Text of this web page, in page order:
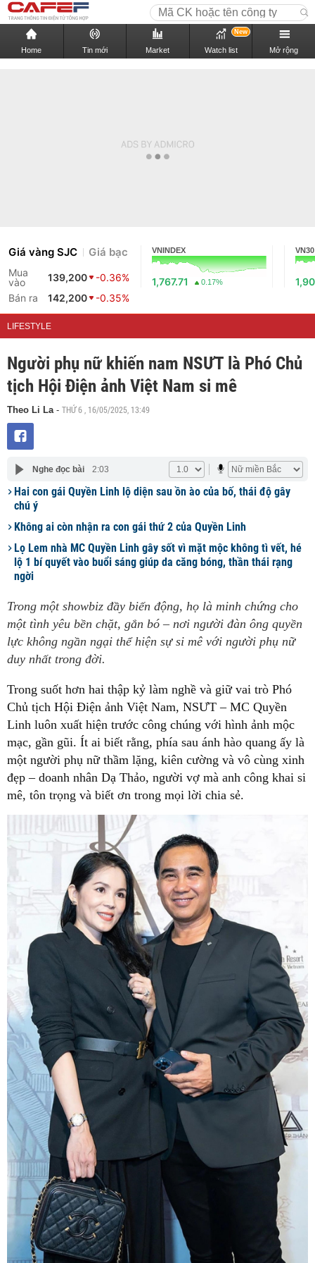
Home Tin mới Market Watch list
New
Mở rộng
Giá vàng SJC Giá bạc
Mua
vào
139,200
-0.36%
Bán ra
142,200 -0.35%
VNINDEX
1,767.71 0.17%
VN30
LIFESTYLE
Người phụ nữ khiến nam NSƯT là Phó Chủ
tịch Hội Điện ảnh Việt Nam si mê
Theo Li La- THỨ 6 , 16/05/2025, 13:49
Nghe đọc bài 2:03
Hai con gái Quyền Linh lộ diện sau ồn ào của bố, thái độ gây
chú ý
Không ai còn nhận ra con gái thứ 2 của Quyền Linh
Lọ Lem nhà MC Quyền Linh gây sốt vì mặt mộc không tì vết, hé
lộ 1 bí quyết vào buổi sáng giúp da căng bóng, thần thái rạng
ngời
Trong một showbiz đầy biến động, họ là minh chứng cho
một tình yêu bền chặt, gắn bó – nơi người đàn ông quyền
lực không ngần ngại thể hiện sự si mê với người phụ nữ
duy nhất trong đời.
Trong suốt hơn hai thập kỷ làm nghề và giữ vai trò Phó
Chủ tịch Hội Điện ảnh Việt Nam, NSƯT – MC Quyền
Linh luôn xuất hiện trước công chúng với hình ảnh mộc
mạc, gần gũi. Ít ai biết rằng, phía sau ánh hào quang ấy là
một người phụ nữ thầm lặng, kiên cường và vô cùng xinh
đẹp – doanh nhân Dạ Thảo, người vợ mà anh công khai si
mê, tôn trọng và biết ơn trong mọi lời chia sẻ.